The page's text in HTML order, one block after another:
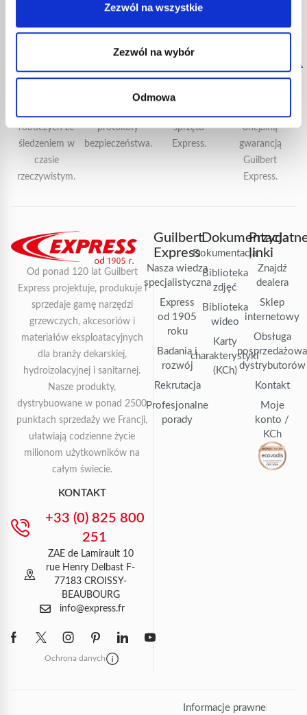
Zezwól na wszystkie
Zezwól na wybór
Odmowa
Zamówienia
roboczych ze
śledzeniem w
czasie
rzeczywistym.
BEZPIECZNA
Transakcje
chronione przez
protokoły
bezpieczeństwa.
OBSŁUGA
Porady
techniczne od
sprzętu
Express.
GWARANCJA
Wszystkie
oficjalną
gwarancją
Guilbert
Express.
Od ponad 120 lat Guilbert
Express projektuje, produkuje i
sprzedaje gamę narzędzi
grzewczych, akcesoriów i
materiałów eksploatacyjnych
dla branży dekarskiej,
hydroizolacyjnej i sanitarnej.
Nasze produkty,
dystrybuowane w ponad 2500
punktach sprzedaży we Francji,
ułatwiają codzienne życie
milionom użytkowników na
całym świecie.
KONTAKT
+33 (0) 825 800
251
ZAE de Lamirault 10
rue Henry Delbast F-
77183 CROISSY-
BEAUBOURG
info@express.fr
Ochrona danych
Guilbert
Express
Nasza wiedza
specjalistyczna
Express
od 1905
roku
Badania i
rozwój
Rekrutacja
Profesjonalne
porady
Dokumentacja
Dokumentacja
Biblioteka
zdjęć
Biblioteka
wideo
Karty
charakterystyki
(KCh)
linki
Znajdź
dealera
Sklep
internetowy
Obsługa
posprzedażowa
dystrybutorów
Kontakt
Moje
konto /
KCh
Informacje prawne